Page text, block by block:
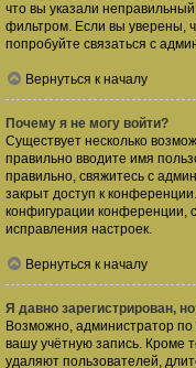
что вы указали
фильтром. Если вы уверены,
попробуйте связаться с
Вернуться к началу
Почему я не могу войти?
Существует несколько
правильно вводите имя
правильно, свяжитесь с
закрыт доступ к
конфигурации конференции,
исправления настроек.
Вернуться к началу
Я давно зарегистрирован,
Возможно, администратор по
вашу учётную запись. Кроме
удаляют пользователей,